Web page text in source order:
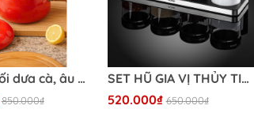
Hũ sứ muối dưa cà, âu cơm, đựng canh, súp, chè
850.000₫
SET HŨ GIA VỊ THỦY TINH CCKO
520.000₫ 650.000₫